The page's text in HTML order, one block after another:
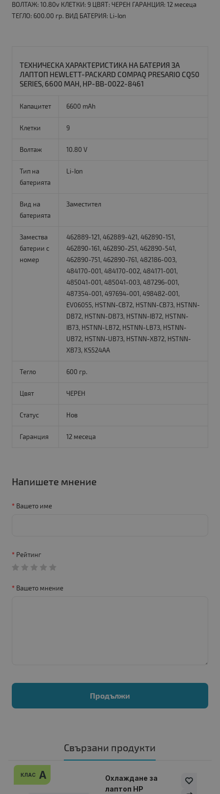
ВОЛТАЖ: 10.80v КЛЕТКИ: 9 ЦВЯТ: ЧЕРЕН ГАРАНЦИЯ: 12 месеца
ТЕГЛО: 600.00 гр. ВИД БАТЕРИЯ: Li-Ion
ТЕХНИЧЕСКА ХАРАКТЕРИСТИКА НА БАТЕРИЯ ЗА
ЛАПТОП HEWLETT-PACKARD COMPAQ PRESARIO CQ50
SERIES, 6600 MAH, HP-BB-0022-8461
Капацитет 6600 mAh
Клетки 9
Волтаж 10.80 V
Тип на
батерията
Li-Ion
Вид на
батерията
Заместител
Замества
батерии с
номер
462889-121, 462889-421, 462890-151,
462890-161, 462890-251, 462890-541,
462890-751, 462890-761, 482186-003,
484170-001, 484170-002, 484171-001,
485041-001, 485041-003, 487296-001,
487354-001, 497694-001, 498482-001,
EV06055, HSTNN-CB72, HSTNN-CB73, HSTNN-
DB72, HSTNN-DB73, HSTNN-IB72, HSTNN-
IB73, HSTNN-LB72, HSTNN-LB73, HSTNN-
UB72, HSTNN-UB73, HSTNN-XB72, HSTNN-
XB73, KS524AA
Тегло 600 гр.
Цвят ЧЕРЕН
Статус Нов
Гаранция 12 месеца
Напишете мнение
Вашето име
Рейтинг
Вашето мнение
Продължи
Свързани продукти
КЛАС A
Охлаждане за
лаптоп HP